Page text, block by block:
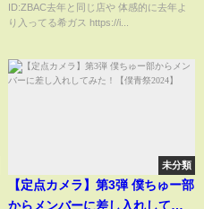
ID:ZBAC去年と同じ店や 体感的に去年よ
り入ってる希ガス https://i...
未分類
【定点カメラ】第3弾 僕ちゅー部
からメンバーに差し入れしてみ